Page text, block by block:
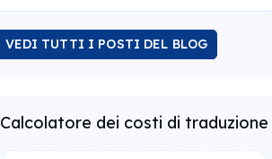
VEDI TUTTI I POSTI DEL BLOG
Calcolatore dei costi di traduzione